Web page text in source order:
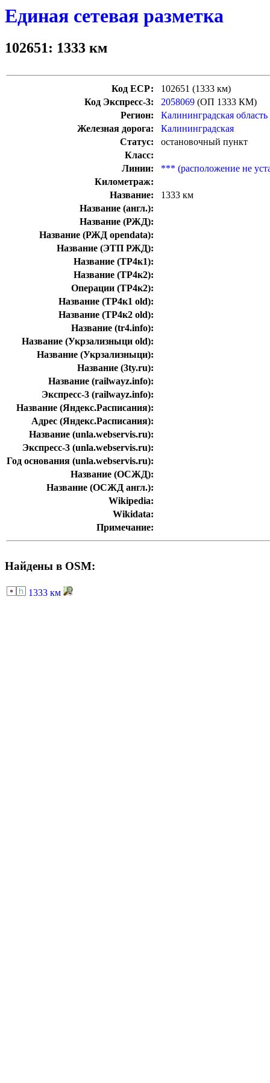
Единая сетевая разметка
102651: 1333 км
Код ЕСР:
102651 (1333 км)
Код Экспресс-3:
2058069 (ОП 1333 КМ)
Регион:
Калининградская область
Железная дорога:
Калининградская
Статус:
остановочный пункт
Класс:
Линии:
*** (расположение не
Километраж:
Название:
1333 км
Название (англ.):
Название (РЖД):
Название (РЖД opendata):
Название (ЭТП РЖД):
Название (ТР4к1):
Название (ТР4к2):
Операции (ТР4к2):
Название (ТР4к1 old):
Название (ТР4к2 old):
Название (tr4.info):
Название (Укрзализныци old):
Название (Укрзализныци):
Название (3ty.ru):
Название (railwayz.info):
Экспресс-3 (railwayz.info):
Название (Яндекс.Расписания):
Адрес (Яндекс.Расписания):
Название (unla.webservis.ru):
Экспресс-3 (unla.webservis.ru):
Год основания (unla.webservis.ru):
Название (ОСЖД):
Название (ОСЖД англ.):
Wikipedia:
Wikidata:
Примечание:
Найдены в OSM:
1333 км